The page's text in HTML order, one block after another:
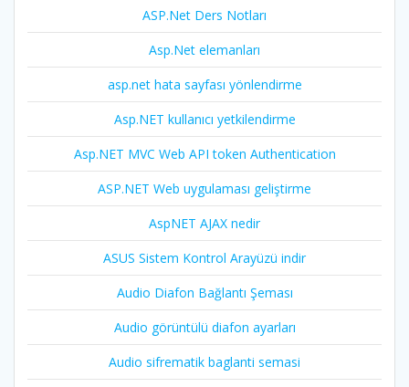
ASP.Net Ders Notları
Asp.Net elemanları
asp.net hata sayfası yönlendirme
Asp.NET kullanıcı yetkilendirme
Asp.NET MVC Web API token Authentication
ASP.NET Web uygulaması geliştirme
AspNET AJAX nedir
ASUS Sistem Kontrol Arayüzü indir
Audio Diafon Bağlantı Şeması
Audio görüntülü diafon ayarları
Audio sifrematik baglanti semasi